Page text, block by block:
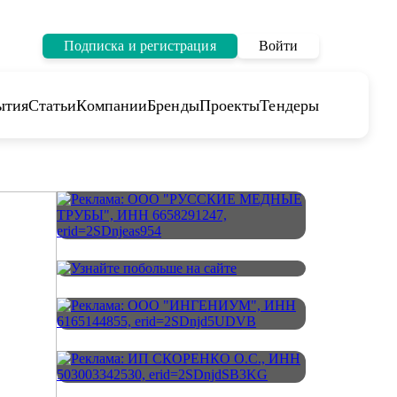
Подписка и регистрация Войти
СтатьиКомпанииБрендыПроектыТендеры